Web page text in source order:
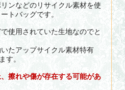
ンなどのリサイクル素材を使
トバッグです。
使用されていた生地なのでと
たアップサイクル素材特有
す。
擦れや傷が存在する可能があ